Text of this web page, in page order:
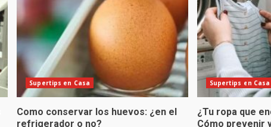
Supertips en Casa
Como conservar los huevos: ¿en el
refrigerador o no?
Supertips en Casa
¿Tu ropa que
Cómo prevenir